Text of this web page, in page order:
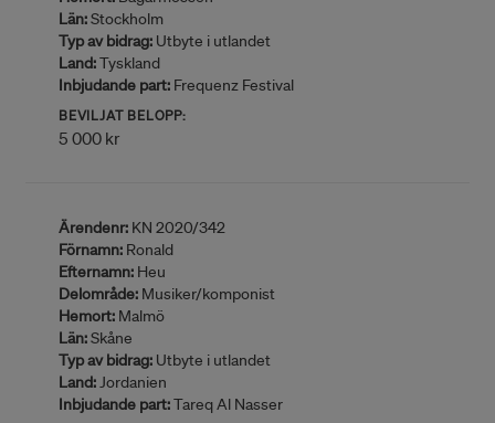
Län:Stockholm
Typ av bidrag: Utbyte i utlandet
Land:Tyskland
Inbjudande part: Frequenz Festival
BEVILJAT BELOPP:
5 000 kr
Ärendenr: KN 2020/342
Förnamn: Ronald
Efternamn: Heu
Delområde: Musiker/komponist
Hemort: Malmö
Län:Skåne
Typ av bidrag: Utbyte i utlandet
Land:Jordanien
Inbjudande part:Tareq Al Nasser